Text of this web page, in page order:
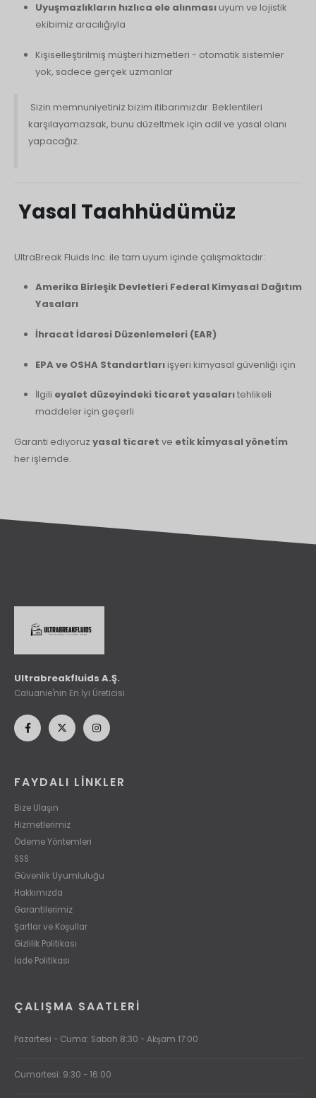
Uyuşmazlıkların hızlıca ele alınmasıuyum ve lojistik
ekibimiz aracılığıyla
Kişiselleştirilmiş müşteri hizmetleri - otomatik sistemler
yok, sadece gerçek uzmanlar
Sizin memnuniyetiniz bizim itibarımızdır. Beklentileri
karşılayamazsak, bunu düzeltmek için adil ve yasal olanı
yapacağız.
Yasal Taahhüdümüz
UltraBreak Fluids Inc. ile tam uyum içinde çalışmaktadır:
Amerika Birleşik Devletleri Federal Kimyasal Dağıtım
Yasaları
İhracat İdaresi Düzenlemeleri (EAR)
EPA ve OSHA Standartlarıişyeri kimyasal güvenliği için
İlgili eyalet düzeyindeki ticaret yasalarıtehlikeli
maddeler için geçerli
Garanti ediyoruz yasal ticaret ve eti̇k ki̇myasal yöneti̇m
her işlemde.
Ultrabreakfluids A.Ş.
Caluanie'nin En İyi Üreticisi
FAYDALI LİNKLER
Bize Ulaşın
Hizmetlerimiz
Ödeme Yöntemleri
SSS
Güvenlik Uyumluluğu
Hakkımızda
Garantilerimiz
Şartlar ve Koşullar
Gizlilik Politikası
İade Politikası
ÇALIŞMA SAATLERI
Pazartesi - Cuma: Sabah 8:30 - Akşam 17:00
Cumartesi: 9:30 - 16:00